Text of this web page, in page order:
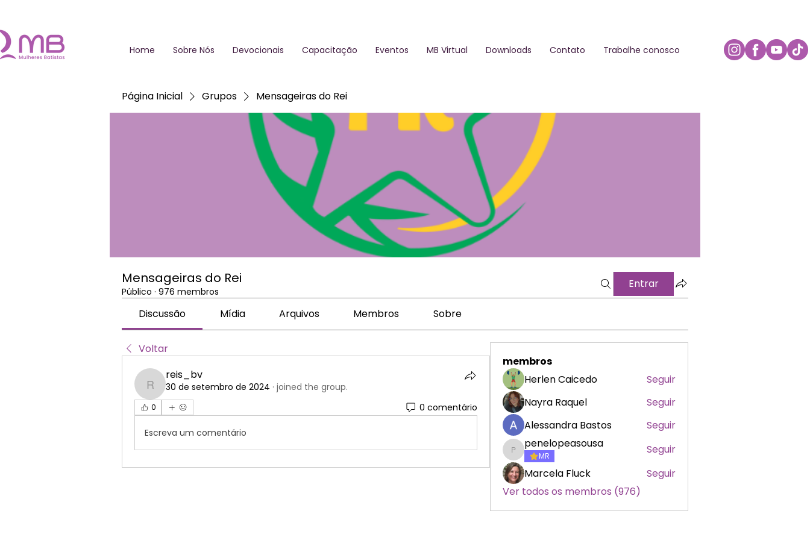
Home Sobre Nós Devocionais Capacitação Eventos MB Virtual Downloads Contato Trabalhe conosco
Página Inicial Grupos Mensageiras do Rei
Mensageiras do Rei
Público · 976 membros
Entrar
Discussão Mídia Arquivos Membros Sobre
Voltar
reis_bv
reis_bv
30 de setembro de 2024 · joined the group.
0 0 comentário
Escreva um comentário
membros
Herlen Caicedo
Seguir
Nayra Raquel
Seguir
Alessandra Bastos
Seguir
penelopeasousa
penelopeasousa
MR
Seguir
Marcela Fluck
Seguir
Ver todos os membros (976)